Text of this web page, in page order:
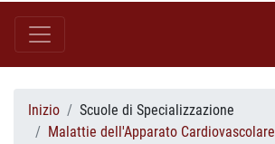
Inizio
Scuole di Specializzazione
Malattie dell'Apparato Cardiovascolare